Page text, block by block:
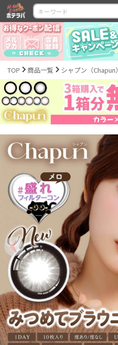
TOP 商品一覧 シャプン（Chapun）